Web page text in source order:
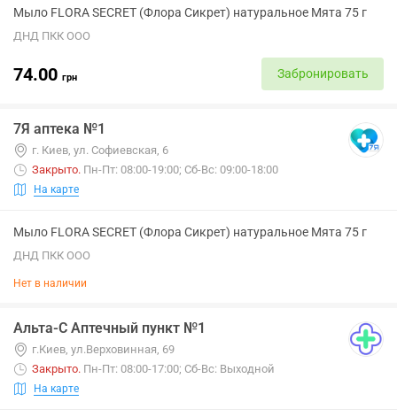
Мыло FLORA SECRET (Флора Сикрет) натуральное Мята 75 г
ДНД ПКК ООО
74.00 грн Забронировать
7Я аптека №1
г. Киев, ул. Софиевская, 6
Закрыто. Пн-Пт: 08:00-19:00; Сб-Вс: 09:00-18:00
На карте
Мыло FLORA SECRET (Флора Сикрет) натуральное Мята 75 г
ДНД ПКК ООО
Нет в наличии
Альта-С Аптечный пункт №1
г.Киев, ул.Верховинная, 69
Закрыто. Пн-Пт: 08:00-17:00; Сб-Вс: Выходной
На карте